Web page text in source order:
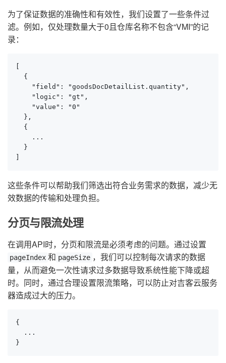
为了保证数据的准确性和有效性，我们设置了一些条件过
滤。例如，仅处理数量大于0且仓库名称不包含“VMI”的记
录：
  {
    "field": "goodsDocDetailList.quantity",
    "logic": "gt",
    "value": "0"
  },
  {
    ...
  }
这些条件可以帮助我们筛选出符合业务需求的数据，减少无
效数据的传输和处理负担。
分页与限流处理
在调用API时，分页和限流是必须考虑的问题。通过设置
pageIndex 和 pageSize ，我们可以控制每次请求的数据
量，从而避免一次性请求过多数据导致系统性能下降或超
时。同时，通过合理设置限流策略，可以防止对吉客云服务
器造成过大的压力。
{
  ...
}